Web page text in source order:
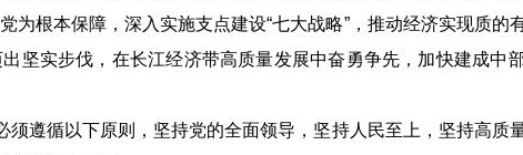
为根本保障，深入实施支点建设“七大战略”，推动经济实现质的
坚实步伐，在长江经济带高质量发展中奋勇争先，加快建成中
须遵循以下原则，坚持党的全面领导，坚持人民至上，坚持高质